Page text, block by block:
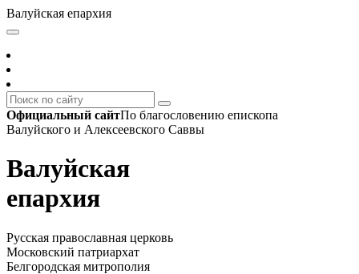
Валуйская епархия
Официальный сайтПо благословению епископа
Валуйского и Алексеевского Саввы
Валуйская
епархия
Русская православная церковь
Московский патриархат
Белгородская митрополия